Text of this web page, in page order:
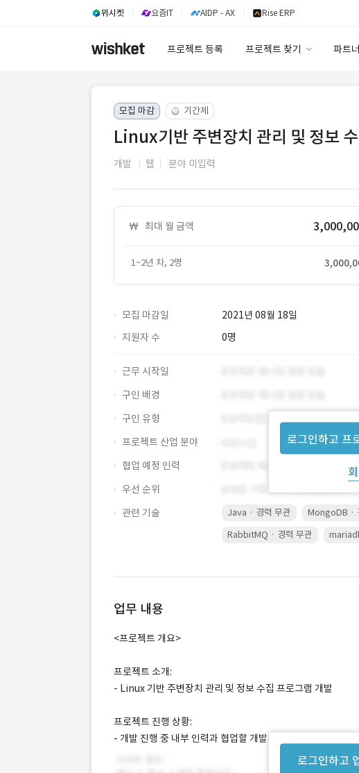
위시켓 요즘IT AIDP - AX Rise ERP
프로젝트 등록 프로젝트 찾기 파트
모집 마감 기간제
Linux기반 주변장치 관리 및 정보
개발 웹 분야 미입력
최대 월 금액
1~2년 차, 2명
모집 마감일
2021년 08월 18일
지원자 수
0명
로그인하고 프
근무 시작일
구인 배경
구인 유형
프로젝트 산업 분야
협업 예정 인력
우선 순위
관련 기술
Java · 경력 무관 MongoDB ·
RabbitMQ · 경력 무관
업무 내용
로그인하고
<프로젝트 개요>
프로젝트 소개:
- Linux 기반 주변장치 관리 및 정보 수집 프로그램 개발
프로젝트 진행 상황:
- 개발 진행 중 내부 인력과 협업할 개발자를 모집 중입니다.